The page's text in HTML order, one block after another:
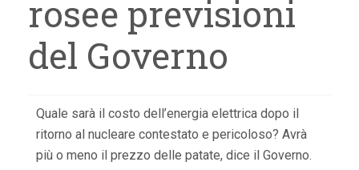
rosee previsioni
del Governo
Quale sarà il costo dell’energia elettrica dopo il
ritorno al nucleare contestato e pericoloso? Avrà
più o meno il prezzo delle patate, dice il Governo.